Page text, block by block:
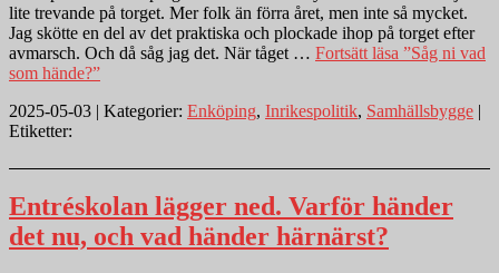
lite trevande på torget. Mer folk än förra året, men inte så mycket.
Jag skötte en del av det praktiska och plockade ihop på torget efter
avmarsch. Och då såg jag det. När tåget … Fortsätt läsa ”Såg ni vad
som hände?”
2025-05-03 | Kategorier: Enköping, Inrikespolitik, Samhällsbygge |
Etiketter:
Entréskolan lägger ned. Varför händer
det nu, och vad händer härnärst?